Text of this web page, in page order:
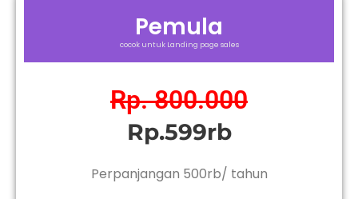
Pemula
cocok untuk Landing page sales
Rp. 800.000
Rp.599rb
Perpanjangan 500rb/ tahun